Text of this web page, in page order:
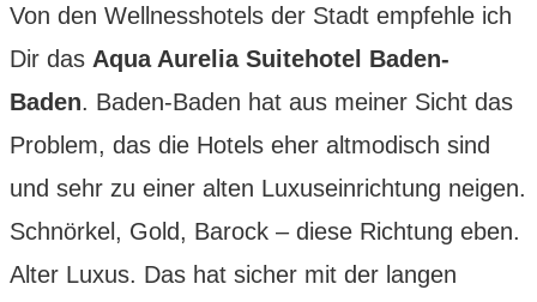
Von den Wellnesshotels der Stadt empfehle ich
Dir das Aqua Aurelia Suitehotel Baden-
Baden. Baden-Baden hat aus meiner Sicht das
Problem, das die Hotels eher altmodisch sind
und sehr zu einer alten Luxuseinrichtung neigen.
Schnörkel, Gold, Barock – diese Richtung eben.
Alter Luxus. Das hat sicher mit der langen